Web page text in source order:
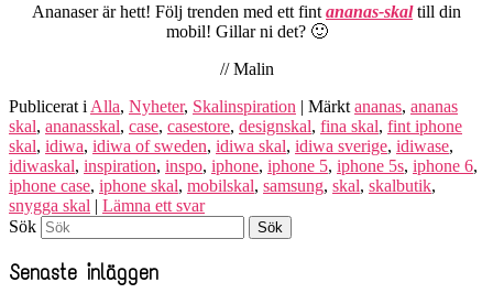
Ananaser är hett! Följ trenden med ett fint ananas-skaltill din
mobil! Gillar ni det? 🙂
// Malin
Publicerat i Alla, Nyheter, Skalinspiration | Märkt ananas, ananas
skal, ananasskal, case, casestore, designskal, fina skal, fint iphone
skal, idiwa, idiwa of sweden, idiwa skal, idiwa sverige, idiwase,
idiwaskal, inspiration, inspo, iphone, iphone 5, iphone 5s, iphone 6,
iphone case, iphone skal, mobilskal, samsung, skal, skalbutik,
snygga skal | Lämna ett svar
Sök
Senaste inläggen